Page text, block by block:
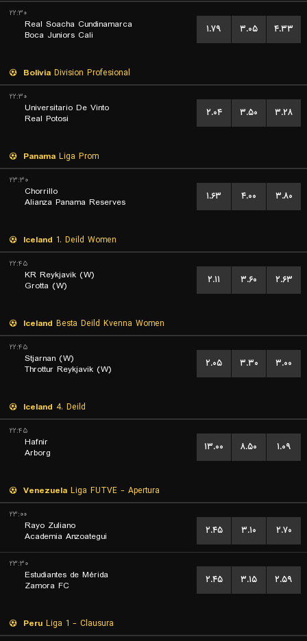
۲۲:۳۰
Real Soacha Cundinamarca
Boca Juniors Cali
۱.۷۹ ۳.۰۵ ۴.۳۳
Bolivia Division Profesional
۲۲:۳۰
Universitario De Vinto
Real Potosi
۲.۰۴ ۳.۵۰ ۳.۲۸
Panama Liga Prom
۲۳:۳۰
Chorrillo
Alianza Panama Reserves
۱.۶۳ ۴.۰۰ ۳.۸۰
Iceland 1. Deild Women
۲۲:۴۵
KR Reykjavik (W)
Grotta (W)
۲.۱۱ ۳.۶۰ ۲.۶۳
Iceland Besta Deild Kvenna Women
۲۲:۴۵
Stjarnan (W)
Throttur Reykjavik (W)
۲.۰۵ ۳.۳۰ ۳.۰۰
Iceland 4. Deild
۲۲:۴۵
Hafnir
Arborg
۱۳.۰۰ ۸.۵۰ ۱.۰۹
Venezuela Liga FUTVE - Apertura
۲۳:۰۰
Rayo Zuliano
Academia Anzoategui
۲.۴۵ ۳.۱۰ ۲.۷۰
۲۳:۳۰
Estudiantes de Mérida
Zamora FC
۲.۴۵ ۳.۱۵ ۲.۵۹
Peru Liga 1 - Clausura